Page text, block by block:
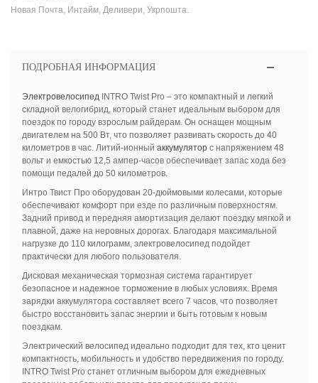
Новая Почта, Интайм, Деливери, Укрпошта.
ПОДРОБНАЯ ИНФОРМАЦИЯ
Электровелосипед INTRO Twist Pro – это компактный и легкий
складной велогибрид, который станет идеальным выбором для
поездок по городу взрослым райдерам. Он оснащен мощным
двигателем на 500 Вт, что позволяет развивать скорость до 40
километров в час. Литий-ионный аккумуляторс напряжением 48
вольт и емкостью 12,5 ампер-часов обеспечивает запас хода без
помощи педалей до 50 километров.
Интро Твист Про оборудован 20-дюймовыми колесами, которые
обеспечивают комфорт при езде по различным поверхностям.
Задний привод и передняя амортизация делают поездку мягкой и
плавной, даже на неровных дорогах. Благодаря максимальной
нагрузке до 110 килограмм, электровелосипед подойдет
практически для любого пользователя.
Дисковая механическая тормозная система гарантирует
безопасное и надежное торможение в любых условиях. Время
зарядки аккумулятора составляет всего 7 часов, что позволяет
быстро восстановить запас энергии и быть готовым к новым
поездкам.
Электрический велосипед идеально подходит для тех, кто ценит
компактность, мобильность и удобство передвижения по городу.
INTRO Twist Pro станет отличным выбором для ежедневных